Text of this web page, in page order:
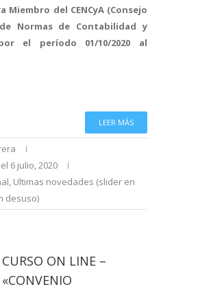
Miembro del CENCyA (Consejo
Normas de Contabilidad y
el período 01/10/2020 al
LEER MÁS
6 julio, 2020
, Ultimas novedades (slider en
desuso)
CURSO ON LINE –
«CONVENIO